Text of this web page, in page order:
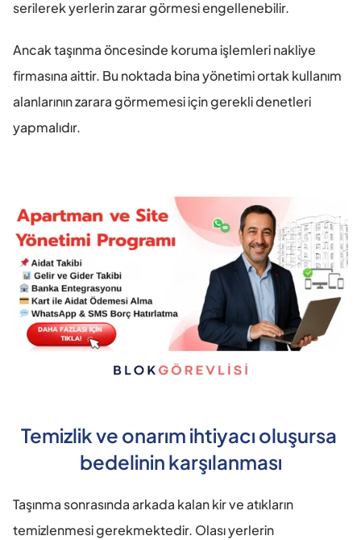
serilerek yerlerin zarar görmesi engellenebilir.
Ancak taşınma öncesinde koruma işlemleri nakliye
firmasına aittir. Bu noktada bina yönetimi ortak kullanım
alanlarının zarara görmemesi için gerekli denetleri
yapmalıdır.
Temizlik ve onarım ihtiyacı oluşursa
bedelinin karşılanması
Taşınma sonrasında arkada kalan kir ve atıkların
temizlenmesi gerekmektedir. Olası yerlerin